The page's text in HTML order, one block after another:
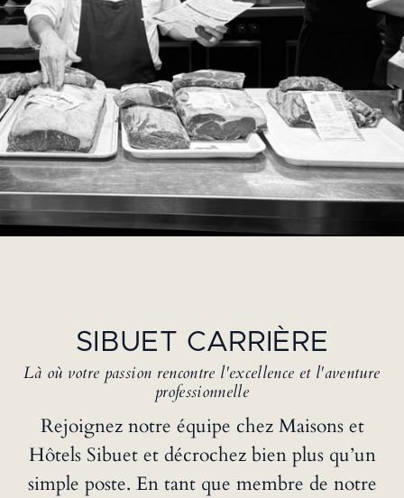
SIBUET CARRIÈRE
Là où votre passion rencontre l'excellence et l'aventure
professionnelle
Rejoignez notre équipe chez Maisons et
Hôtels Sibuet et décrochez bien plus qu’un
simple poste. En tant que membre de notre